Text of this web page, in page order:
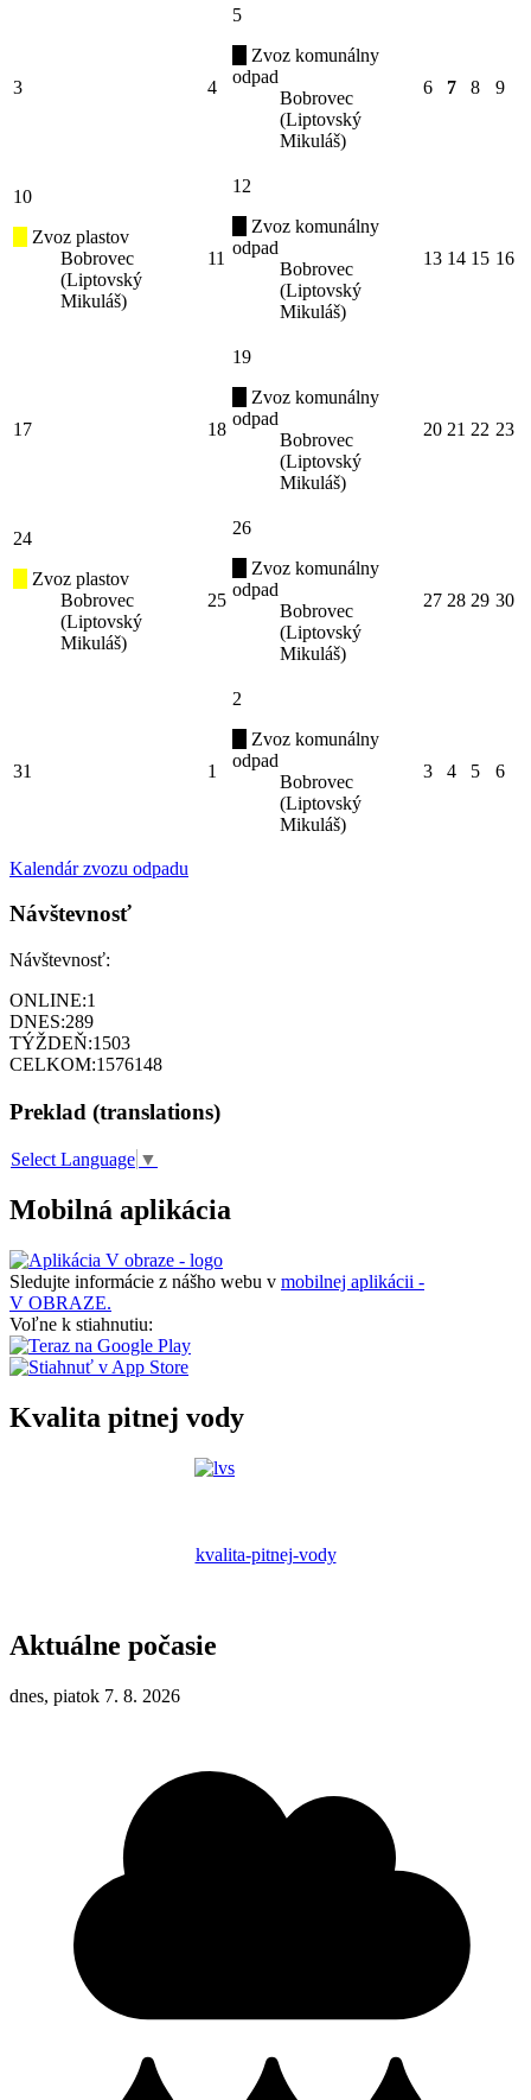
3 4
5
Zvoz komunálny
odpad
Bobrovec
(Liptovský
Mikuláš)
6 7 8 9
10
Zvoz plastov
Bobrovec
(Liptovský
Mikuláš)
11
12
Zvoz komunálny
odpad
Bobrovec
(Liptovský
Mikuláš)
13 14 15 16
17 18
19
Zvoz komunálny
odpad
Bobrovec
(Liptovský
Mikuláš)
20 21 22 23
24
Zvoz plastov
Bobrovec
(Liptovský
Mikuláš)
25
26
Zvoz komunálny
odpad
Bobrovec
(Liptovský
Mikuláš)
27 28 29 30
31 1
2
Zvoz komunálny
odpad
Bobrovec
(Liptovský
Mikuláš)
3 4 5 6
Kalendár zvozu odpadu
Návštevnosť
Návštevnosť:
ONLINE:1
DNES:289
TÝŽDEŇ:1503
CELKOM:1576148
Preklad (translations)
Select Language ▼
Mobilná aplikácia
Sledujte informácie z nášho webu v mobilnej aplikácii -
V OBRAZE.
Voľne k stiahnutiu:
Kvalita pitnej vody
kvalita-pitnej-vody
Aktuálne počasie
dnes, piatok 7. 8. 2026